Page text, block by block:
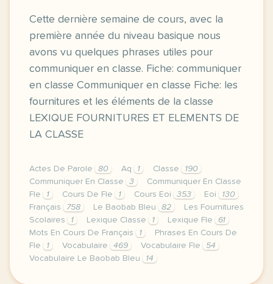
Cette dernière semaine de cours, avec la
première année du niveau basique nous
avons vu quelques phrases utiles pour
communiquer en classe. Fiche: communiquer
en classe Communiquer en classe Fiche: les
fournitures et les éléments de la classe
LEXIQUE FOURNITURES ET ELEMENTS DE
LA CLASSE
Actes De Parole 80 Aq 1 Classe
190
Communiquer En Classe
3
Communiquer En Classe
Fle
1 Cours De Fle 1 Cours Eoi 353 Eoi
130
Français
758 Le Baobab Bleu 82
Les Fournitures
Scolaires
1 Lexique Classe 1 Lexique Fle
61
Mots En Cours De Français
1
Phrases En Cours De
Fle
1 Vocabulaire 469 Vocabulaire Fle
54
Vocabulaire Le Baobab Bleu
14
image pixabay comcette derniere semaine de